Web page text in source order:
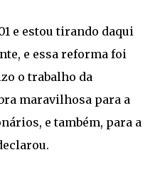
e estou tirando daqui
e essa reforma foi
o trabalho da
maravilhosa para a
e também, para a